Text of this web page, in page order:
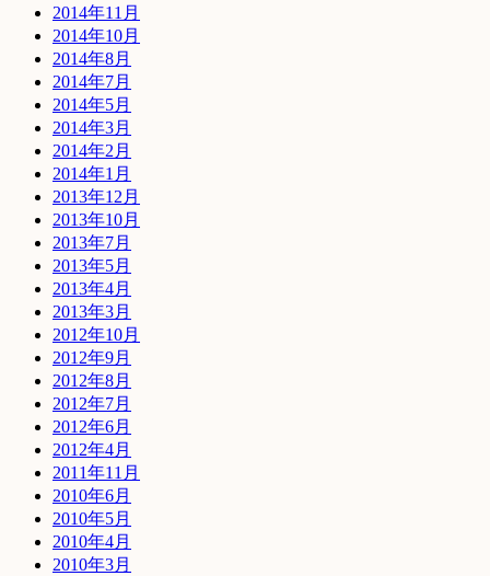
2014年11月
2014年10月
2014年8月
2014年7月
2014年5月
2014年3月
2014年2月
2014年1月
2013年12月
2013年10月
2013年7月
2013年5月
2013年4月
2013年3月
2012年10月
2012年9月
2012年8月
2012年7月
2012年6月
2012年4月
2011年11月
2010年6月
2010年5月
2010年4月
2010年3月